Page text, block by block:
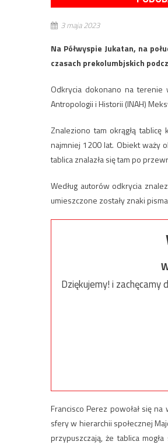
3 maja 2023
Na Półwyspie Jukatan, na
czasach prekolumbjskich
Odkrycia dokonano na terenie
Antropologii i Historii (INAH)
Znaleziono tam okrągłą
najmniej 1200 lat. Obiekt waży
tablica znalazła się tam po
Według autorów odkrycia
umieszczone zostały znaki
Dziękujemy! i
Francisco Perez powołał się
sfery w hierarchii społecznej
przypuszczają, że tablica